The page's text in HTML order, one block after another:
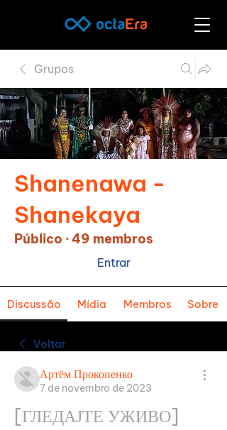
Grupos
Shanenawa -
Shanekaya
Público ·49 membros
Entrar
Discussão Mídia Membros Sobre
Voltar
Артём Прокопенко
7 de novembro de 2023
[ГЛЕДАЈТЕ УЖИВО]